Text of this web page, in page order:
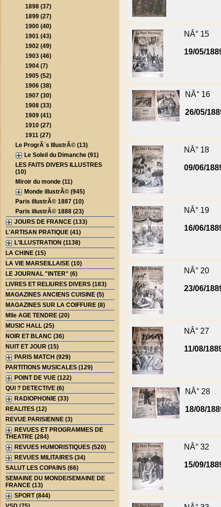
1898 (37)
1899 (27)
1900 (40)
1901 (43)
1902 (49)
1903 (46)
1904 (7)
1905 (52)
1906 (38)
1907 (30)
1908 (33)
1909 (41)
1910 (27)
1911 (27)
Le ProgrÃ¨s IllustrÃ© (13)
Le Soleil du Dimanche (91)
LES FAITS DIVERS ILLUSTRES
(10)
Miroir du monde (11)
Monde illustrÃ© (945)
Paris illustrÃ© 1887 (10)
Paris illustrÃ© 1888 (23)
JOURS DE FRANCE (133)
L'ARTISAN PRATIQUE (41)
L'ILLUSTRATION (1138)
LA CHINE (15)
LA VIE MARSEILLAISE (10)
LE JOURNAL "INTER" (6)
LIVRES ET RELIURES DIVERS (183)
MAGAZINES ANCIENS CUISINE (5)
MAGAZINES SUR LA COIFFURE (8)
Mlle AGE TENDRE (20)
MUSIC HALL (25)
NOIR ET BLANC (36)
NUIT ET JOUR (15)
PARIS MATCH (929)
PARTITIONS MUSICALES (129)
POINT DE VUE (122)
QUI ? DETECTIVE (6)
RADIOPHONIE (33)
REALITES (12)
REVUE PARISIENNE (3)
REVUES ET PROGRAMMES DE
THEATRE (284)
REVUES HUMORISTIQUES (520)
REVUES MILITAIRES (34)
SALUT LES COPAINS (66)
SEMAINE DU MONDE/SEMAINE DE
FRANCE (13)
SPORT (844)
NÂ° 15
19/05/
NÂ° 16
26/05/
NÂ° 18
09/06/
NÂ° 19
16/06/
NÂ° 20
23/06/
NÂ° 27
11/08/
NÂ° 28
18/08/
NÂ° 32
15/09/